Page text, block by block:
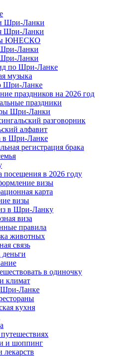
Шри-Ланки
Шри-Ланки
ЮНЕСКО
Ланки
Ланки
по Шри-Ланке
музыка
Шри-Ланке
праздников на 2026 год
праздники
Шри-Ланки
разговорник
алфавит
в Шри-Ланке
регистрация брака
посещения в 2026 году
визы
карта
визы
в Шри-Ланку
виза
правила
животных
связь
в одиночку
климат
Ланке
кухня
и шоппинг
лекарств